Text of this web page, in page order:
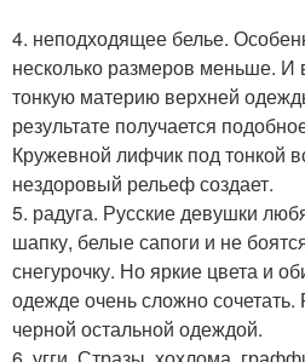
4. неподходящее белье.
несколько размеров меньше. И
тонкую материю верхней
результате получается
Кружевной лифчик под тонкой
нездоровый рельеф создает.
5. радуга. Русские девушки
шапку, белые сапоги и не
снегурочку. Но яркие цвета и
одежде очень сложно сочетать.
черной остальной одеждой.